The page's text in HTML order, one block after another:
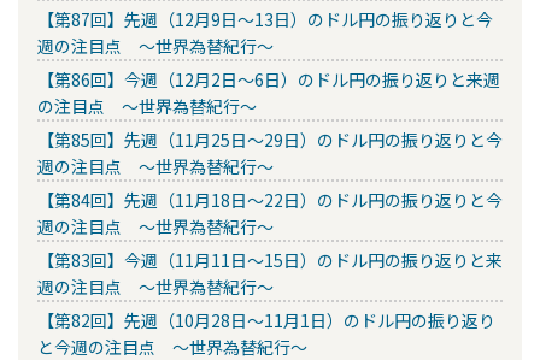
【第87回】先週（12月9日～13日）のドル円の振り返りと今
週の注目点 ～世界為替紀行～
【第86回】今週（12月2日～6日）のドル円の振り返りと来週
の注目点 ～世界為替紀行～
【第85回】先週（11月25日～29日）のドル円の振り返りと今
週の注目点 ～世界為替紀行～
【第84回】先週（11月18日～22日）のドル円の振り返りと今
週の注目点 ～世界為替紀行～
【第83回】今週（11月11日～15日）のドル円の振り返りと来
週の注目点 ～世界為替紀行～
【第82回】先週（10月28日～11月1日）のドル円の振り返り
と今週の注目点 ～世界為替紀行～